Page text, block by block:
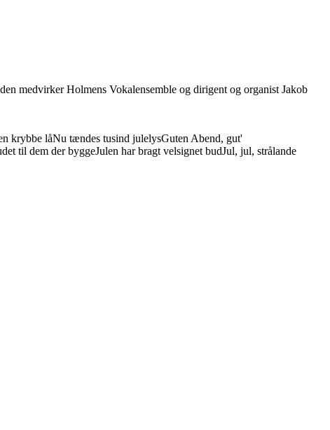
medvirker Holmens Vokalensemble og dirigent og organist Jakob
krybbe låNu tændes tusind julelysGuten Abend, gut'
til dem der byggeJulen har bragt velsignet budJul, jul, strålande